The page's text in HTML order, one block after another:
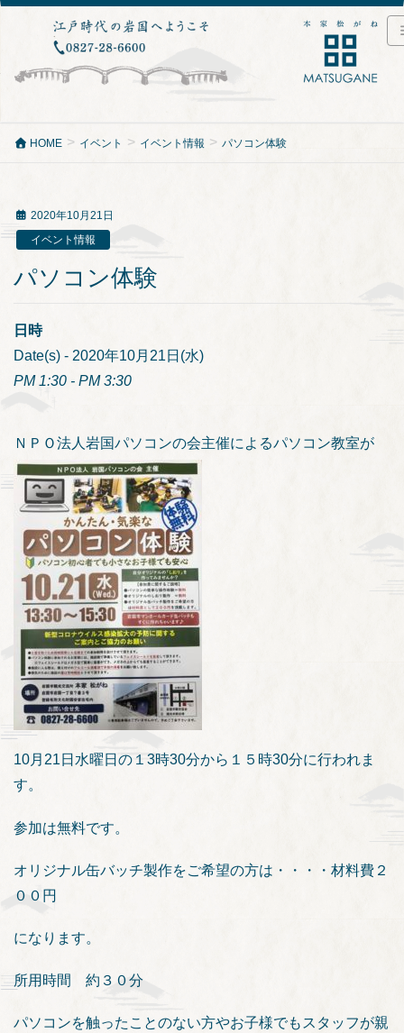
HOME イベント イベント情報 パソコン体験
2020年10月21日
イベント情報
パソコン体験
日時
Date(s) - 2020年10月21日(水)
PM 1:30 - PM 3:30
ＮＰＯ法人岩国パソコンの会主催によるパソコン教室が
10月21日水曜日の１3時30分から１５時30分に行われま
す。
参加は無料です。
オリジナル缶バッチ製作をご希望の方は・・・・材料費２
００円
になります。
所用時間 約３０分
パソコンを触ったことのない方やお子様でもスタッフが親